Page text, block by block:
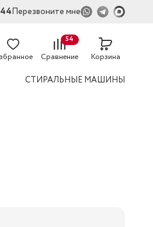
Перезвоните мне
Сравнение
54
Корзина
СТИРАЛЬНЫЕ МАШИНЫ